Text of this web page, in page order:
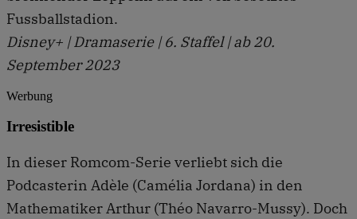
Fussballstadion.
Disney+ | Dramaserie | 6. Staffel | ab 20.
September 2023
Werbung
Irresistible
In dieser Romcom-Serie verliebt sich die
Podcasterin Adèle (Camélia Jordana) in den
Mathematiker Arthur (Théo Navarro-Mussy). Doch